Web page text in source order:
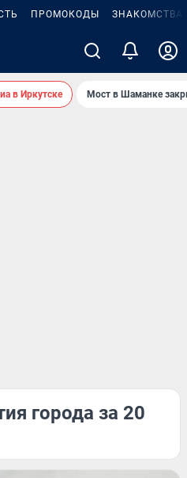
ПРОМОКОДЫ ЗНАКОМСТВА
в Иркутске Мост в Шаманке
города за 20